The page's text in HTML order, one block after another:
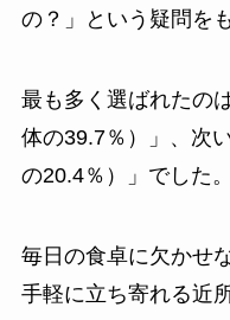
の？」という疑問を
最も多く選ばれたの
体の39.7％）」、次
の20.4％）」でした。
毎日の食卓に欠かせ
手軽に立ち寄れる近